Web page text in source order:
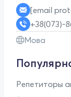
[email
+38(073)-
Мова
Репетиторы